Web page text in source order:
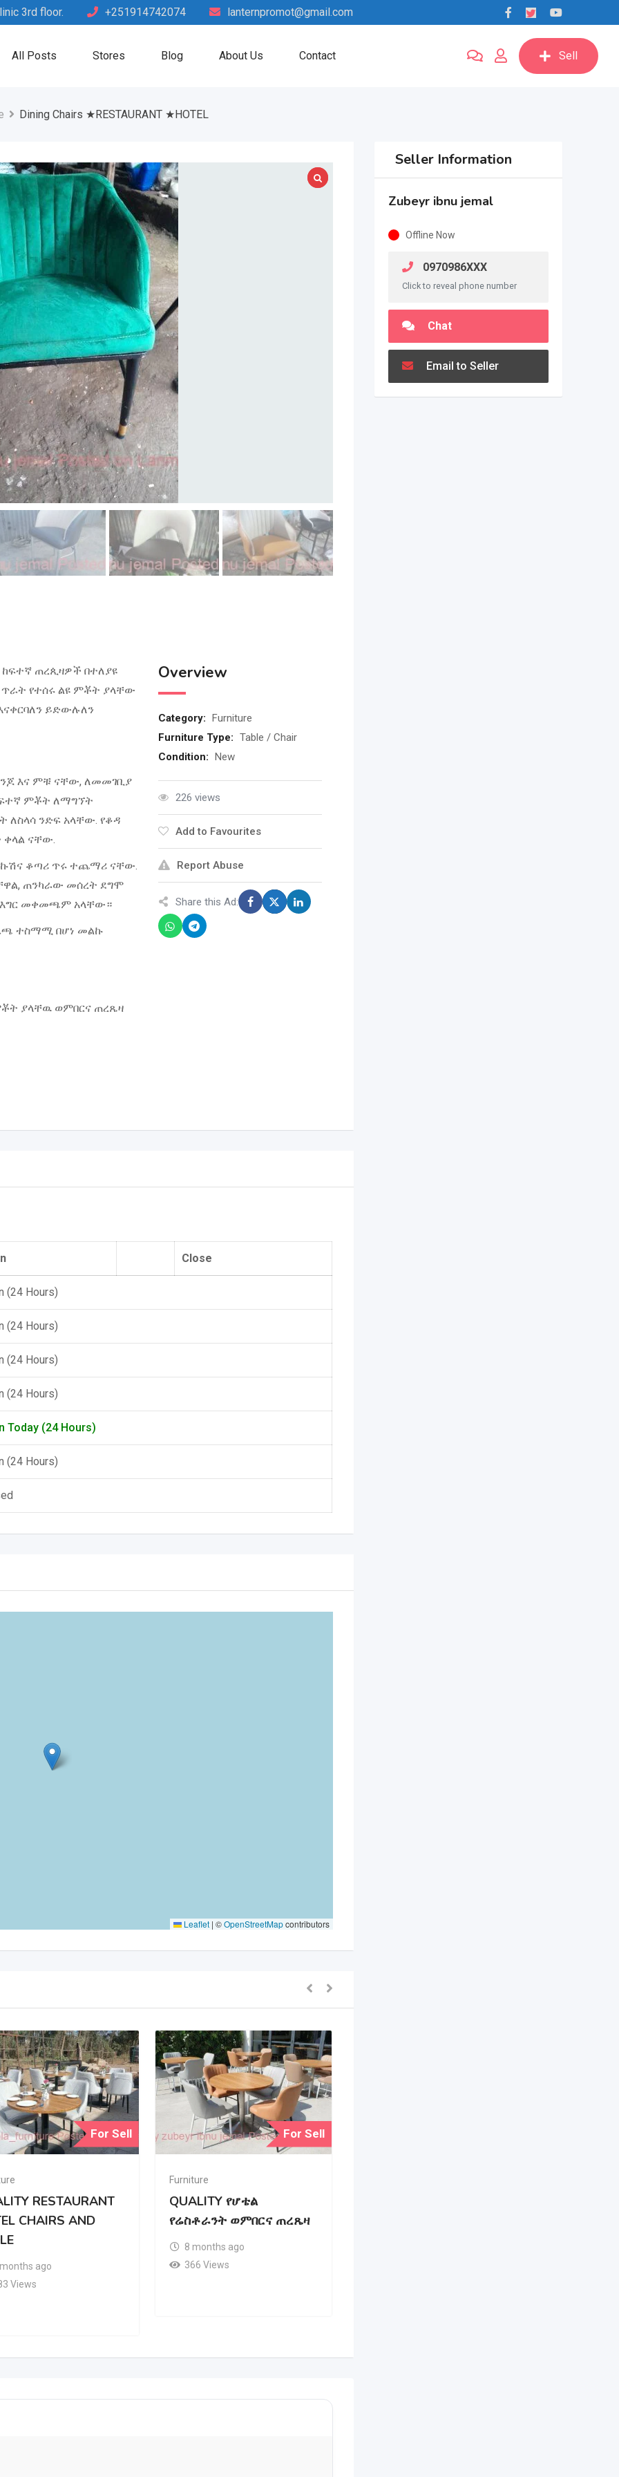
3rd floor. +251914742074 lanternpromot@gmail.com
All Posts Stores Blog About Us Contact Sell
Dining Chairs ★RESTAURANT ★HOTEL
ከፍተኛ ጠረጲዛዎች በተለያዩ
ጥራት የተሰሩ ልዩ ምቾት ያላቸው
ይድውሉለን
እና ምቹ ናቸው, ለመመገቢያ
ምቾት ለማግኘት
ንድፍ አላቸው. የቆዳ
ናቸው.
ቆጣሪ ጥሩ ተጨማሪ ናቸው.
ጠንካራው መሰረት ደግሞ
መቀመጫም አላቸው።
ተስማሚ በሆነ መልኩ
ያላቸዉ ወምበርና ጠረጼዛ
Overview
Category: Furniture
Furniture Type: Table / Chair
Condition: New
226 views
Add to Favourites
Report Abuse
Share this Ad:
Close
(24 Hours)
(24 Hours)
(24 Hours)
(24 Hours)
Today (24 Hours)
(24 Hours)
Leaflet | ©OpenStreetMapcontributors
For Sell
RESTAURANT
CHAIRS AND
ago
Views
For Sell
Furniture
QUALITY የሆቴል
የሬስቶራንት ወምበርና ጠረጼዛ
8 months ago
366 Views
Seller Information
Zubeyr ibnu jemal
Offline Now
0970986XXX
Click to reveal phone number
Chat
Email to Seller